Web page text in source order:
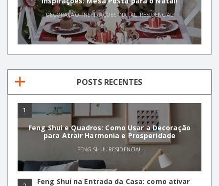
DECORAÇÃO,INSPIRAÇÕES ,NATAL,RESIDENCIAL
POSTS RECENTES
1
Feng Shui e Quadros: Como Usar a Decoração
para Atrair Harmonia e Prosperidade
FENG SHUI, RESIDENCIAL
Feng Shui na Entrada da Casa: como ativar